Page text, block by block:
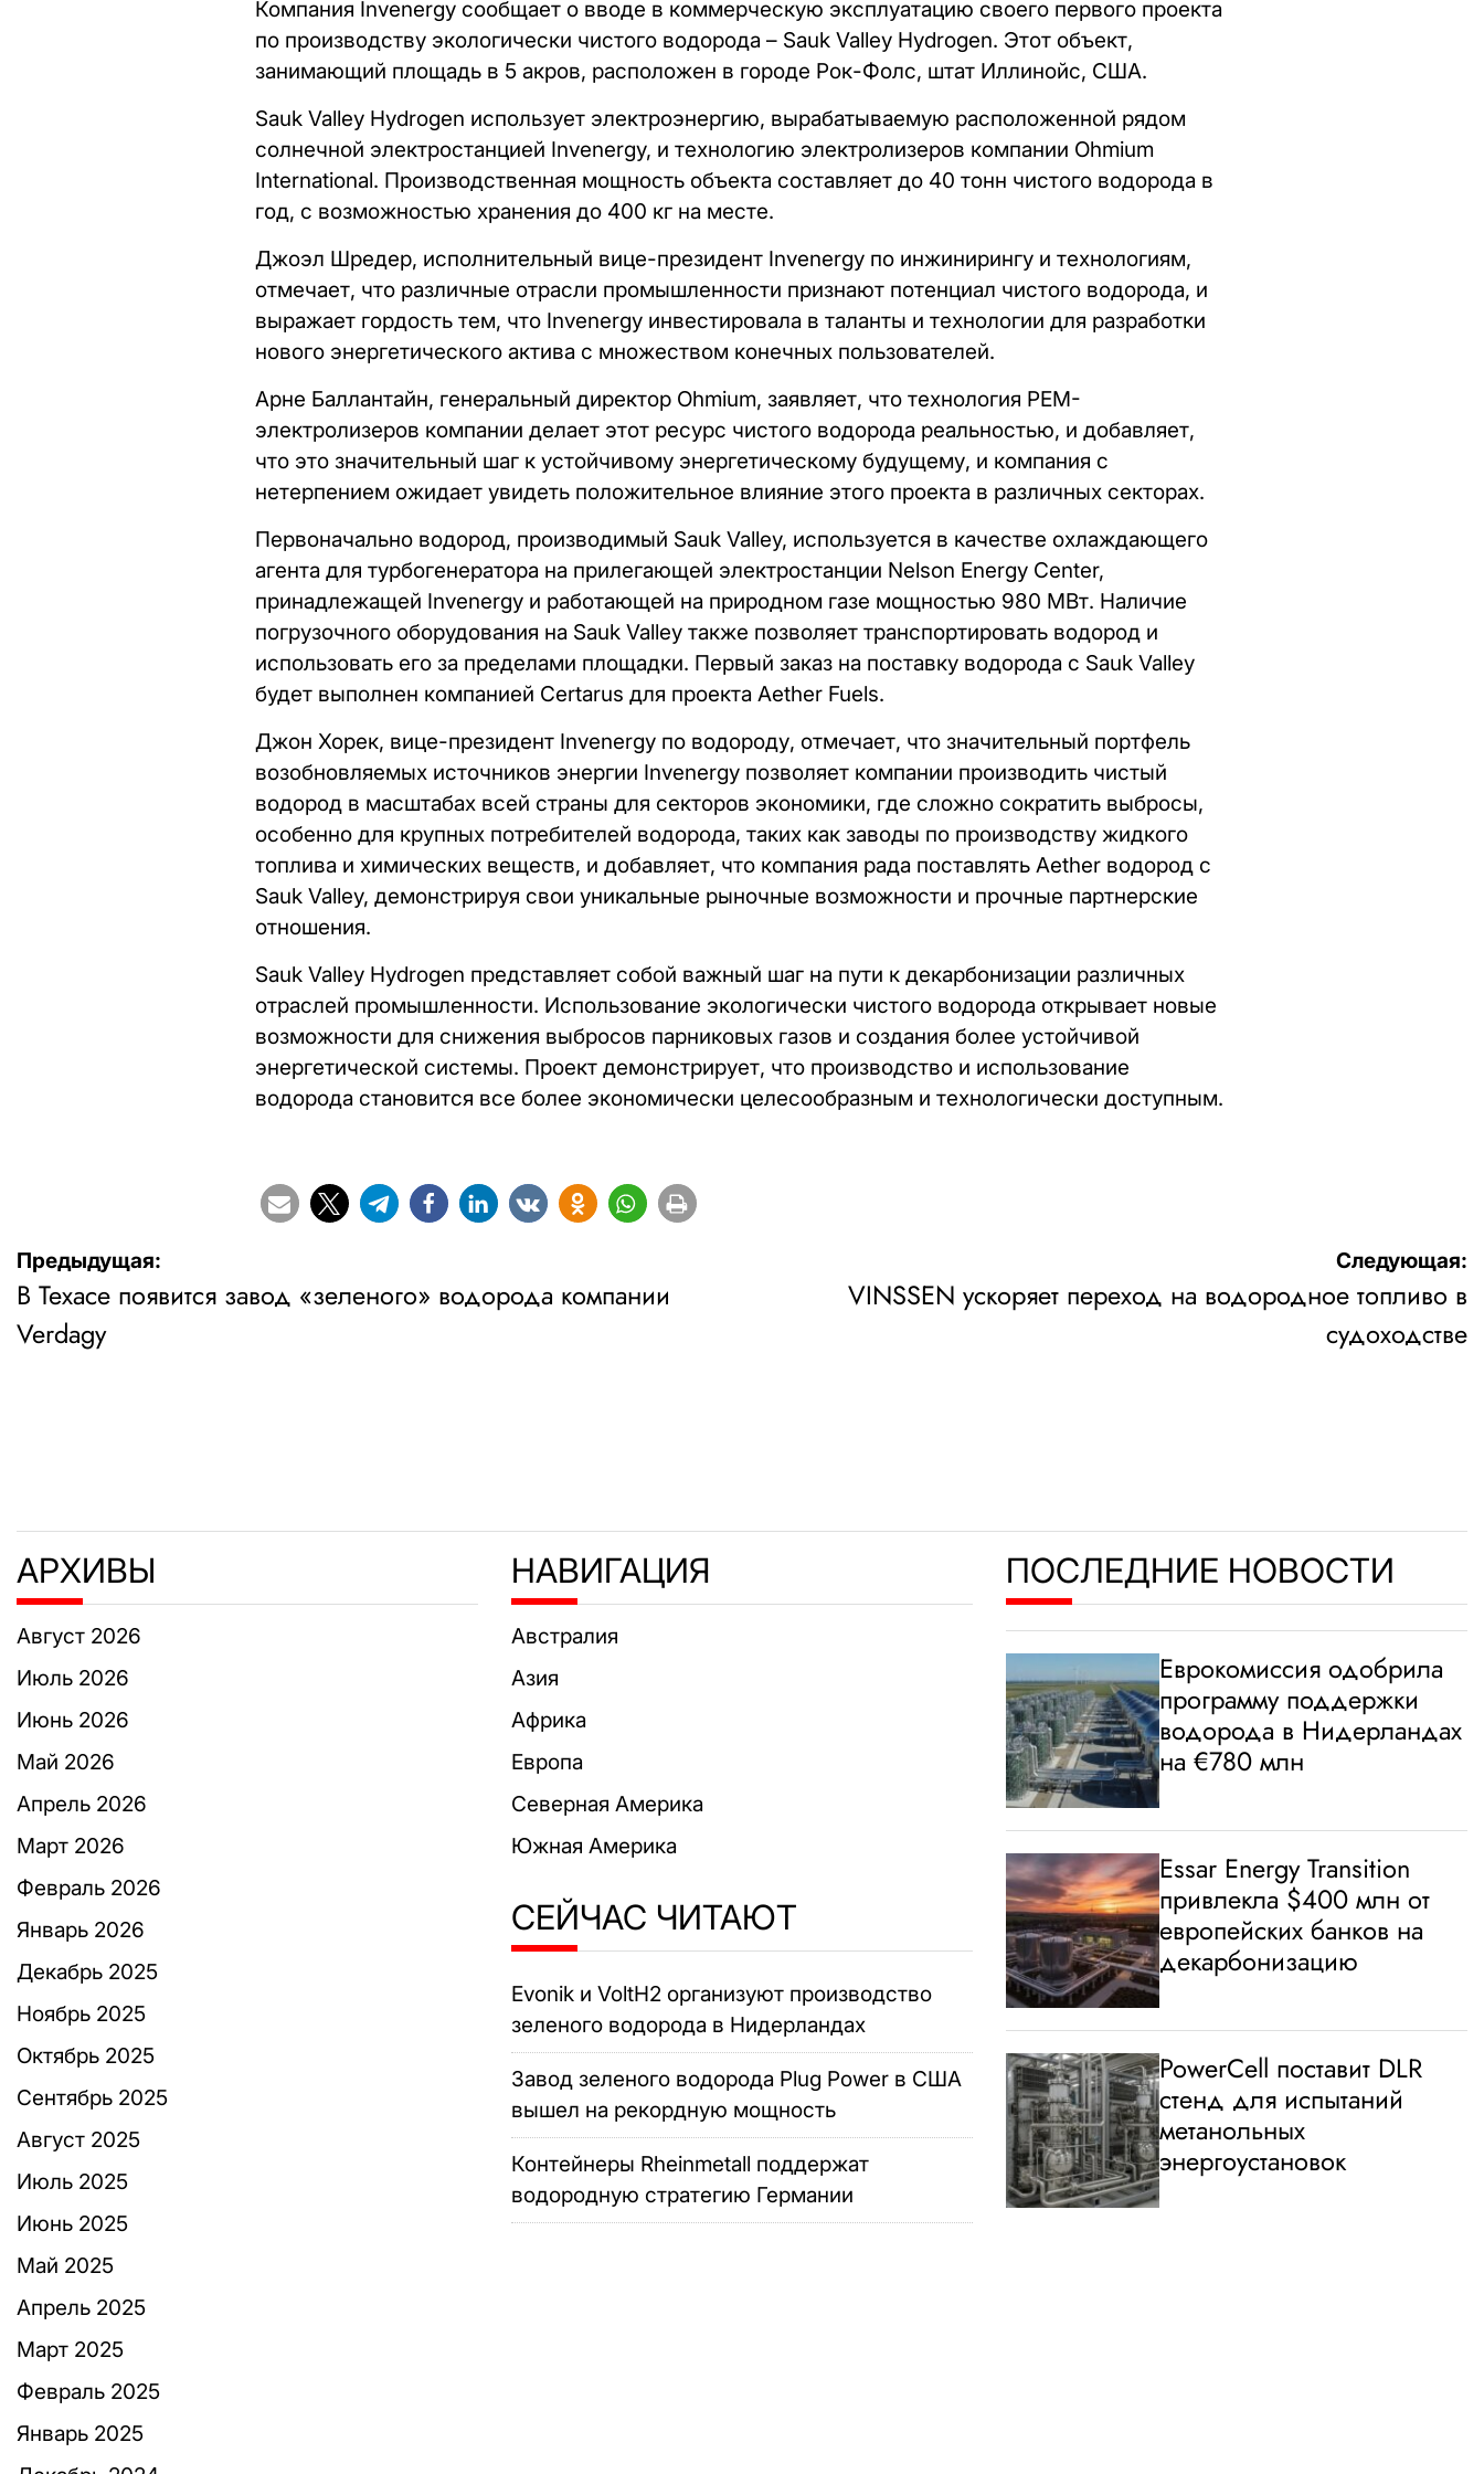
Компания Invenergy сообщает о вводе в коммерческую эксплуатацию своего первого проекта
по производству экологически чистого водорода – Sauk Valley Hydrogen. Этот объект,
занимающий площадь в 5 акров, расположен в городе Рок-Фолс, штат Иллинойс, США.
Sauk Valley Hydrogen использует электроэнергию, вырабатываемую расположенной рядом
солнечной электростанцией Invenergy, и технологию электролизеров компании Ohmium
International. Производственная мощность объекта составляет до 40 тонн чистого водорода в
год, с возможностью хранения до 400 кг на месте.
Джоэл Шредер, исполнительный вице-президент Invenergy по инжинирингу и технологиям,
отмечает, что различные отрасли промышленности признают потенциал чистого водорода, и
выражает гордость тем, что Invenergy инвестировала в таланты и технологии для разработки
нового энергетического актива с множеством конечных пользователей.
Арне Баллантайн, генеральный директор Ohmium, заявляет, что технология PEM-
электролизеров компании делает этот ресурс чистого водорода реальностью, и добавляет,
что это значительный шаг к устойчивому энергетическому будущему, и компания с
нетерпением ожидает увидеть положительное влияние этого проекта в различных секторах.
Первоначально водород, производимый Sauk Valley, используется в качестве охлаждающего
агента для турбогенератора на прилегающей электростанции Nelson Energy Center,
принадлежащей Invenergy и работающей на природном газе мощностью 980 МВт. Наличие
погрузочного оборудования на Sauk Valley также позволяет транспортировать водород и
использовать его за пределами площадки. Первый заказ на поставку водорода с Sauk Valley
будет выполнен компанией Certarus для проекта Aether Fuels.
Джон Хорек, вице-президент Invenergy по водороду, отмечает, что значительный портфель
возобновляемых источников энергии Invenergy позволяет компании производить чистый
водород в масштабах всей страны для секторов экономики, где сложно сократить выбросы,
особенно для крупных потребителей водорода, таких как заводы по производству жидкого
топлива и химических веществ, и добавляет, что компания рада поставлять Aether водород с
Sauk Valley, демонстрируя свои уникальные рыночные возможности и прочные партнерские
отношения.
Sauk Valley Hydrogen представляет собой важный шаг на пути к декарбонизации различных
отраслей промышленности. Использование экологически чистого водорода открывает новые
возможности для снижения выбросов парниковых газов и создания более устойчивой
энергетической системы. Проект демонстрирует, что производство и использование
водорода становится все более экономически целесообразным и технологически доступным.
Навигация
по
записям
Предыдущая:
В Техасе появится завод «зеленого» водорода компании
Verdagy
Следующая:
VINSSEN ускоряет переход на водородное топливо в
судоходстве
АРХИВЫ
Август 2026
Июль 2026
Июнь 2026
Май 2026
Апрель 2026
Март 2026
Февраль 2026
Январь 2026
Декабрь 2025
Ноябрь 2025
Октябрь 2025
Сентябрь 2025
Август 2025
Июль 2025
Июнь 2025
Май 2025
Апрель 2025
Март 2025
Февраль 2025
Январь 2025
НАВИГАЦИЯ
Австралия
Азия
Африка
Европа
Северная Америка
Южная Америка
СЕЙЧАС ЧИТАЮТ
Evonik и VoltH2 организуют производство
зеленого водорода в Нидерландах
Завод зеленого водорода Plug Power в США
вышел на рекордную мощность
Контейнеры Rheinmetall поддержат
водородную стратегию Германии
ПОСЛЕДНИЕ НОВОСТИ
Еврокомиссия одобрила
программу поддержки
водорода в Нидерландах
на €780 млн
Essar Energy Transition
привлекла $400 млн от
европейских банков на
декарбонизацию
PowerCell поставит DLR
стенд для испытаний
метанольных
энергоустановок